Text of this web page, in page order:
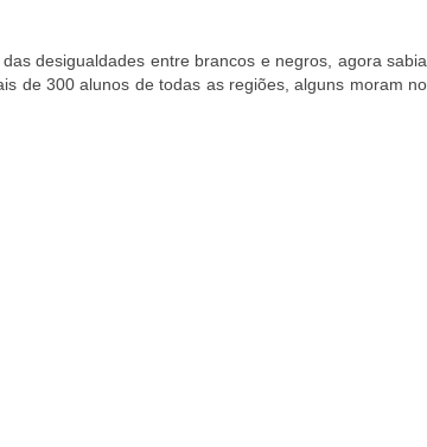
desigualdades entre brancos e negros, agora sabia
de 300 alunos de todas as regiões, alguns moram no